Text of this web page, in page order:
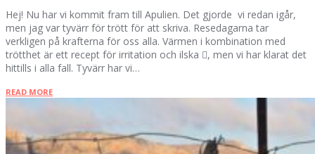
Hej! Nu har vi kommit fram till Apulien. Det gjorde vi redan igår,
men jag var tyvärr för trött för att skriva. Resedagarna tar
verkligen på krafterna för oss alla. Värmen i kombination med
trötthet är ett recept för irritation och ilska , men vi har klarat det
hittills i alla fall. Tyvärr har vi…
READ MORE